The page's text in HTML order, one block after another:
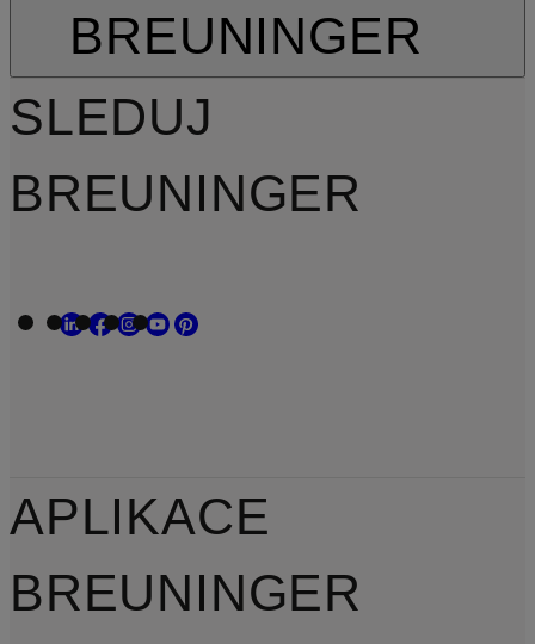
BREUNINGER
SLEDUJ
BREUNINGER
APLIKACE
BREUNINGER